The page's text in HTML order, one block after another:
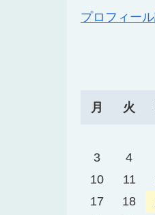
プロフィー
月 火
3
4
10
11
17
18